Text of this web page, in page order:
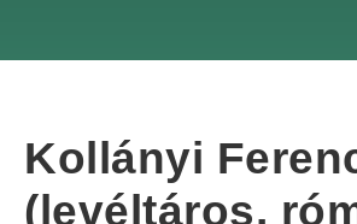
Kollányi
(levéltáros,